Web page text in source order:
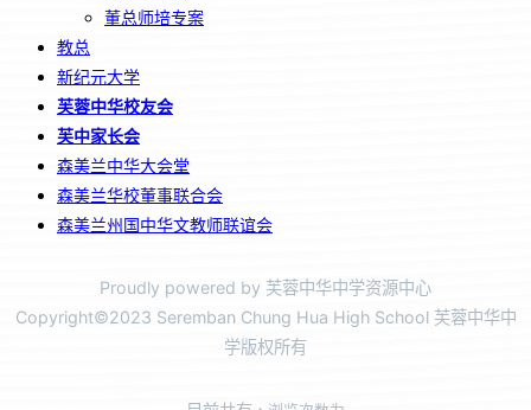
董总师培专案
教总
新纪元大学
芙蓉中华校友会
芙中家长会
森美兰中华大会堂
森美兰华校董事联合会
森美兰州国中华文教师联谊会
Proudly powered by 芙蓉中华中学资源中心
Copyright©2023 Seremban Chung Hua High School 芙蓉中华中
学版权所有